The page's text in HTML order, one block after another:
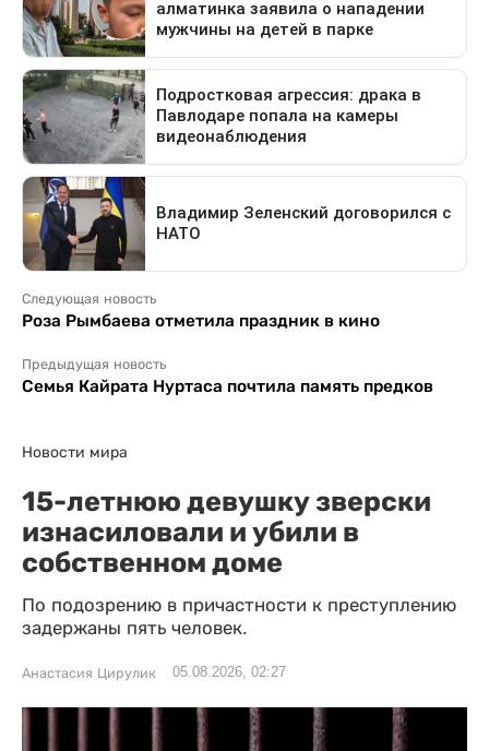
Следующая новость
Роза Рымбаева отметила праздник в кино
Предыдущая новость
Семья Кайрата Нуртаса почтила память предков
Новости мира
15-летнюю девушку зверски
изнасиловали и убили в
собственном доме
По подозрению в причастности к преступлению
задержаны пять человек.
Анастасия Цирулик 05.08.2026, 02:27